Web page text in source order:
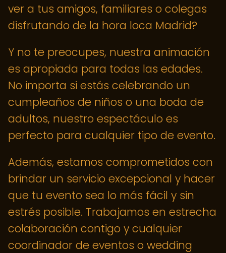
ver a tus amigos, familiares o colegas
disfrutando de la hora loca Madrid?
Y no te preocupes, nuestra animación
es apropiada para todas las edades.
No importa si estás celebrando un
cumpleaños de niños o una boda de
adultos, nuestro espectáculo es
perfecto para cualquier tipo de evento.
Además, estamos comprometidos con
brindar un servicio excepcional y hacer
que tu evento sea lo más fácil y sin
estrés posible. Trabajamos en estrecha
colaboración contigo y cualquier
coordinador de eventos o wedding